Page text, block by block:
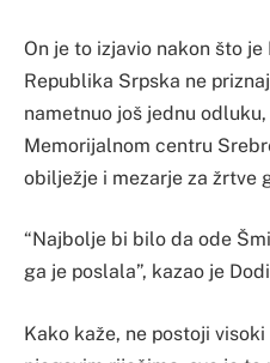
On je to izjavio nakon što
Republika Srpska ne
nametnuo još jednu
Memorijalnom centru
obilježje i mezarje za žrtve
“Najbolje bi bilo da ode
ga je poslala”, kazao je
Kako kaže, ne postoji